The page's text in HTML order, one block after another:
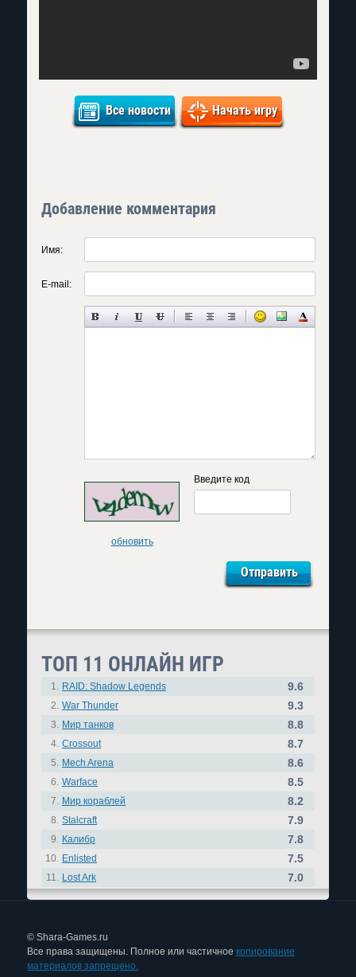
Все новости Начать игру
Добавление комментария
Имя:
E-mail:
обновить
Введите код
ТОП 11 ОНЛАЙН ИГР
1. RAID: Shadow Legends 9.6
2. War Thunder 9.3
3. Мир танков 8.8
4. Crossout 8.7
5. Mech Arena 8.6
6. Warface 8.5
7. Мир кораблей 8.2
8. Stalcraft 7.9
9. Калибр 7.8
10. Enlisted 7.5
11. Lost Ark 7.0
© Shara-Games.ru
Все права защищены. Полное или частичное копирование
материалов запрещено.